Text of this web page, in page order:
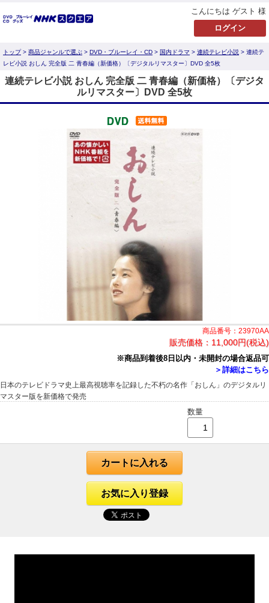
こんにちは ゲスト 様
トップ> 商品ジャンルで選ぶ > DVD・ブルーレイ・CD > 国内ドラマ > 連続テレビ小説 > 連続テ
レビ小説 おしん 完全版 二 青春編（新価格）〔デジタルリマスター〕DVD 全5枚
連続テレビ小説 おしん 完全版 二 青春編（新価格）〔デジタ
ルリマスター〕DVD 全5枚
商品番号：23970AA
販売価格： 11,000円(税込)
※商品到着後8日以内・未開封の場合返品可
＞詳細はこちら
日本のテレビドラマ史上最高視聴率を記録した不朽の名作「おしん」のデジタルリ
マスター版を新価格で発売
数量
カートに入れる
お気に入り登録